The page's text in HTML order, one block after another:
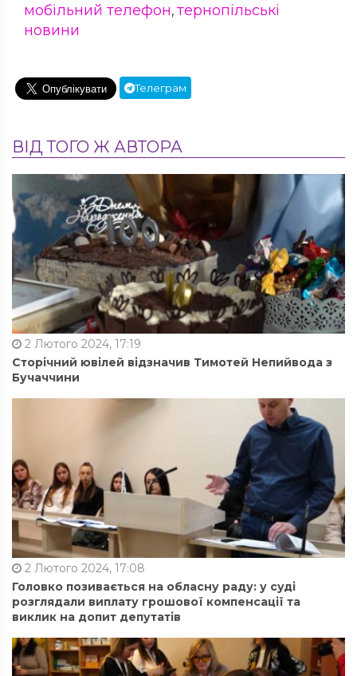
мобільний телефон, тернопільські
новини
Телеграм
ВІД ТОГО Ж АВТОРА
2 Лютого 2024, 17:19
Сторічний ювілей відзначив Тимотей Непийвода з
Бучаччини
2 Лютого 2024, 17:08
Головко позивається на обласну раду: у суді
розглядали виплату грошової компенсації та
виклик на допит депутатів